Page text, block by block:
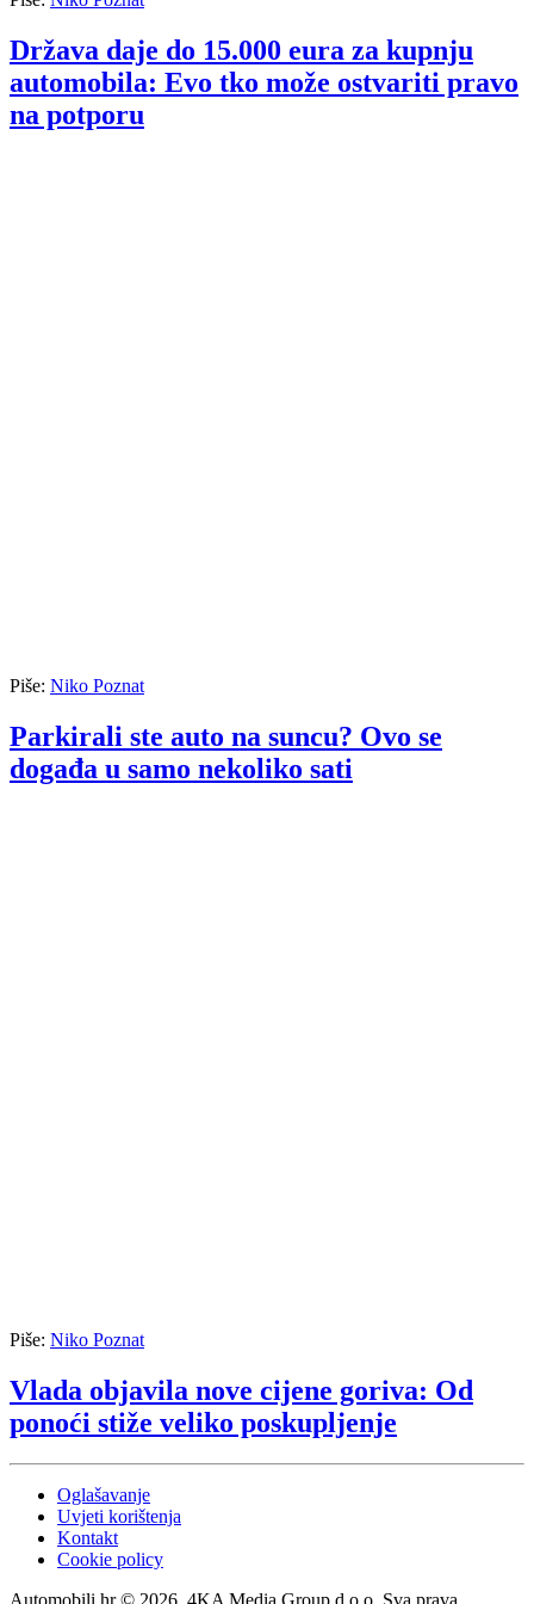
Država daje do 15.000 eura za kupnju
automobila: Evo tko može ostvariti pravo
na potporu
Piše: Niko Poznat
Parkirali ste auto na suncu? Ovo se
događa u samo nekoliko sati
Piše: Niko Poznat
Vlada objavila nove cijene goriva: Od
ponoći stiže veliko poskupljenje
Oglašavanje
Uvjeti korištenja
Kontakt
Cookie policy
Automobili.hr © 2026. 4KA Media Group d.o.o. Sva prava